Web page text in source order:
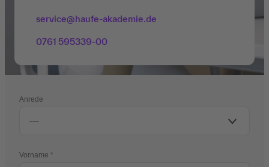
service@haufe-akademie.de
0761 595339-00
Anrede
Vorname